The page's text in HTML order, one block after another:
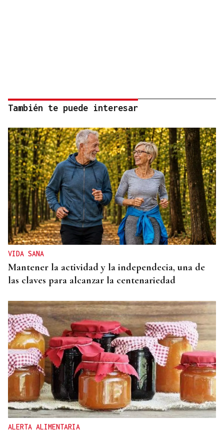
También te puede interesar
VIDA SANA
Mantener la actividad y la independecia, una de
las claves para alcanzar la centenariedad
ALERTA ALIMENTARIA